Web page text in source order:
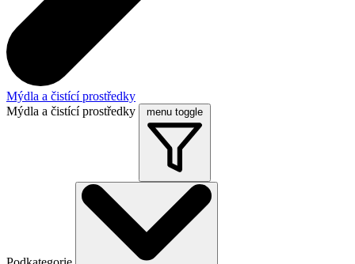
Mýdla a čistící prostředky
Mýdla a čistící prostředky
menu toggle